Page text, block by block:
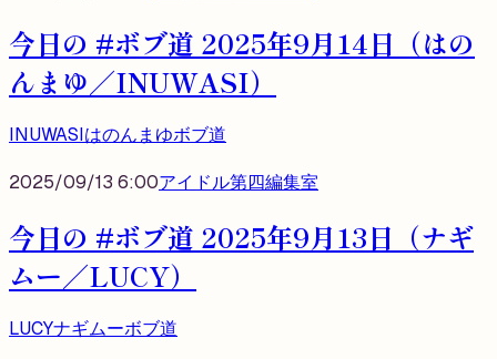
今日の #ボブ道 2025年9月14日（はの
んまゆ／INUWASI）
INUWASIはのんまゆボブ道
2025/09/13 6:00アイドル第四編集室
今日の #ボブ道 2025年9月13日（ナギ
ムー／LUCY）
LUCYナギムーボブ道